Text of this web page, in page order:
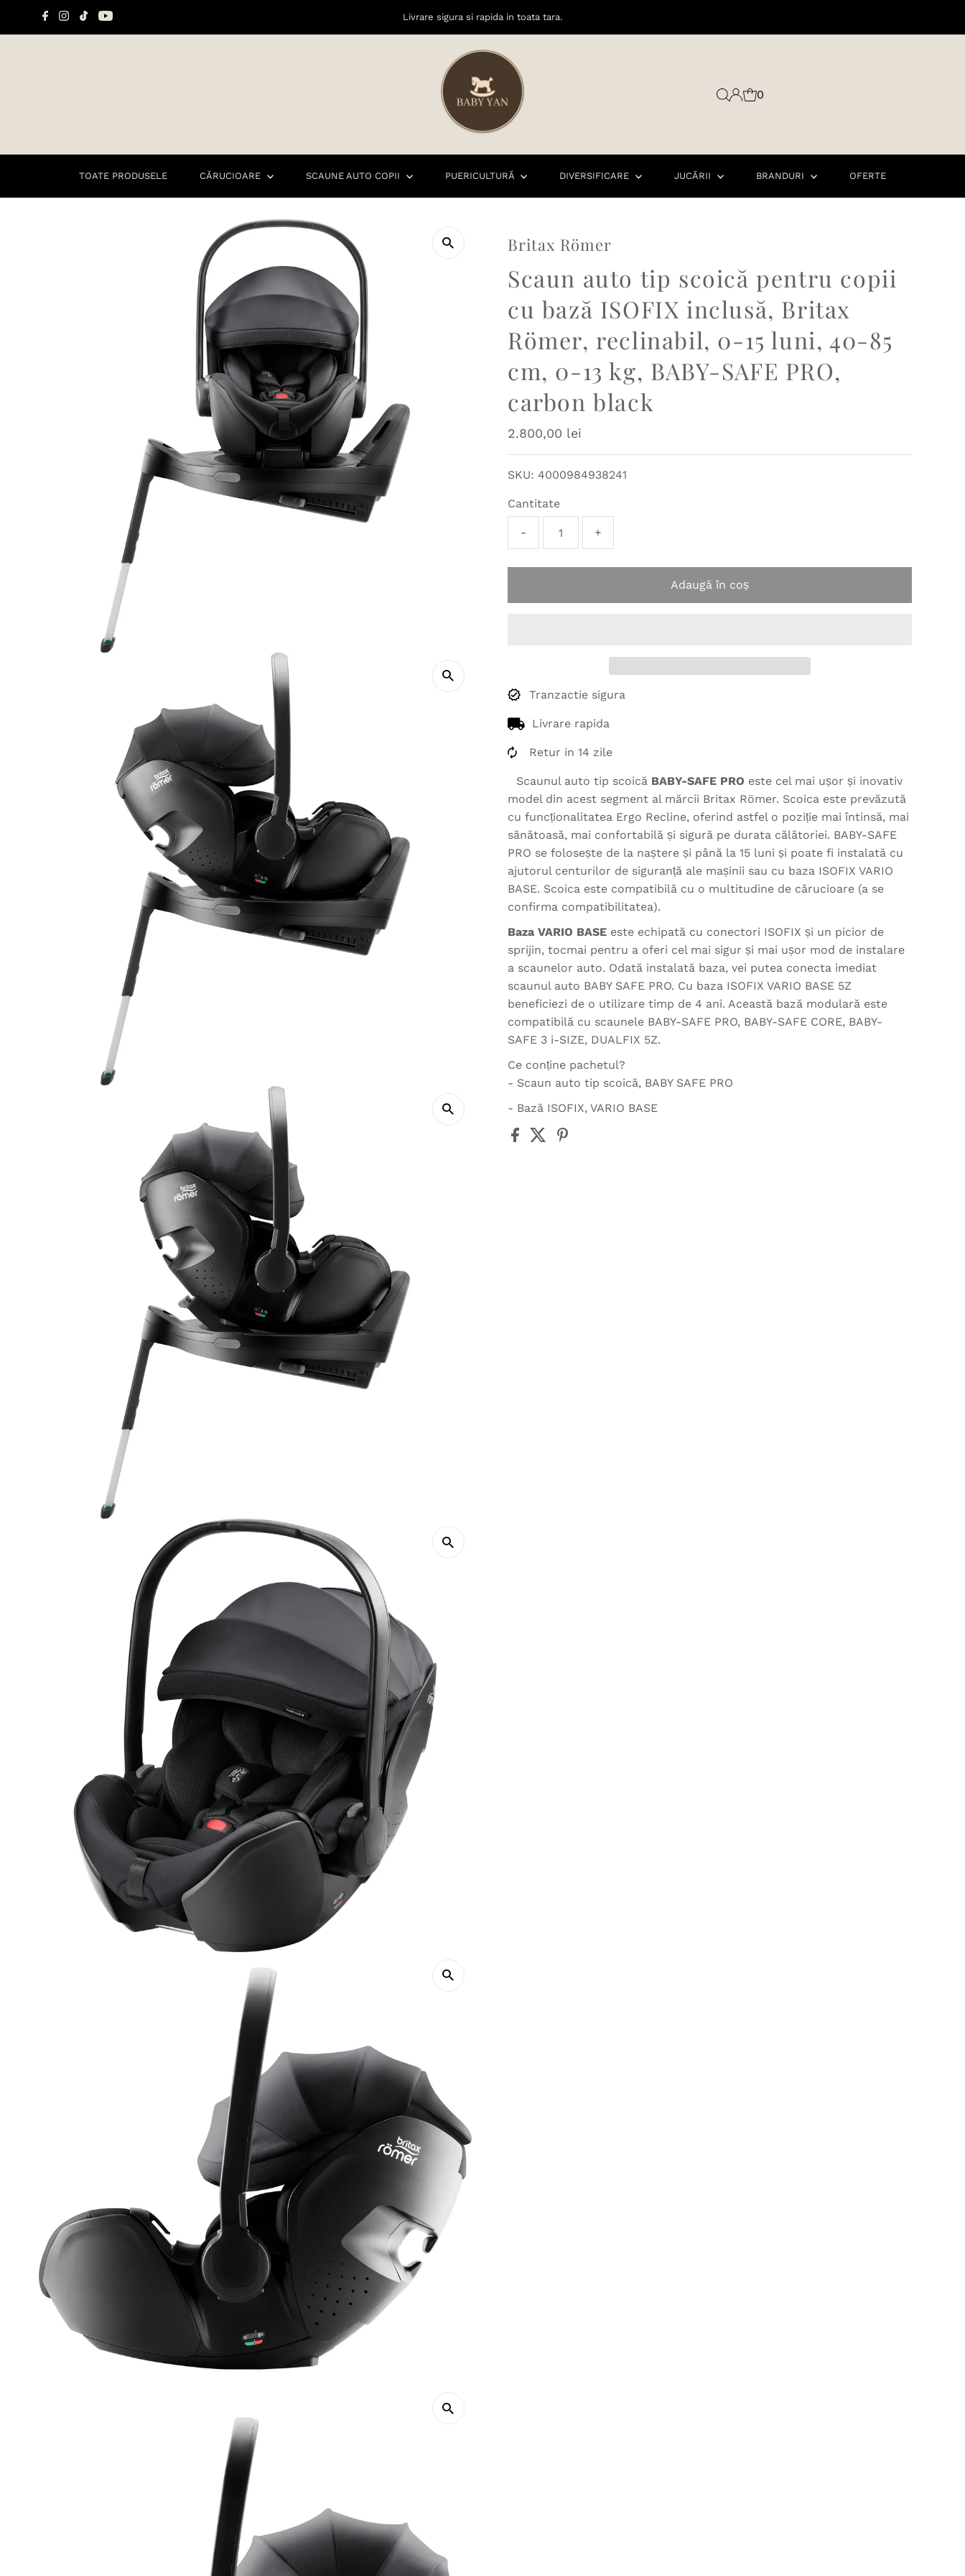
Sari la conținut Livrare sigura si rapida in toata tara.
0
TOATE PRODUSELE CĂRUCIOARE SCAUNE AUTO COPII PUERICULTURĂ DIVERSIFICARE JUCĂRII BRANDURI OFERTE
Britax Römer
Scaun auto tip scoică pentru copii
cu bază ISOFIX inclusă, Britax
Römer, reclinabil, 0-15 luni, 40-85
cm, 0-13 kg, BABY-SAFE PRO,
carbon black
Preț
obișnuit
2.800,00 lei
SKU: 4000984938241
Cantitate
- +
Adaugă în coș
Tranzactie sigura
Livrare rapida
Retur in 14 zile
Scaunul auto tip scoică BABY-SAFE PRO este cel mai ușor și inovativ
model din acest segment al mărcii Britax Römer. Scoica este prevăzută
cu funcționalitatea Ergo Recline, oferind astfel o poziție mai întinsă, mai
sănătoasă, mai confortabilă și sigură pe durata călătoriei. BABY-SAFE
PRO se folosește de la naștere și până la 15 luni și poate fi instalată cu
ajutorul centurilor de siguranță ale mașinii sau cu baza ISOFIX VARIO
BASE. Scoica este compatibilă cu o multitudine de cărucioare (a se
confirma compatibilitatea).
Baza VARIO BASE este echipată cu conectori ISOFIX și un picior de
sprijin, tocmai pentru a oferi cel mai sigur și mai ușor mod de instalare
a scaunelor auto. Odată instalată baza, vei putea conecta imediat
scaunul auto BABY SAFE PRO. Cu baza ISOFIX VARIO BASE 5Z
beneficiezi de o utilizare timp de 4 ani. Această bază modulară este
compatibilă cu scaunele BABY-SAFE PRO, BABY-SAFE CORE, BABY-
SAFE 3 i-SIZE, DUALFIX 5Z.
Ce conține pachetul?
- Scaun auto tip scoică, BABY SAFE PRO
- Bază ISOFIX, VARIO BASE